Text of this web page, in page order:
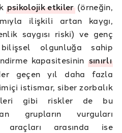
psikolojik etkiler(örneğin,
ilişkili artan kaygı,
saygısı riski) ve genç
bilişsel olgunluğa sahip
kapasitesinin sınırlı
geçen yıl daha fazla
istismar, siber zorbalık
gibi riskler de bu
grupların vurguları
arasında ise